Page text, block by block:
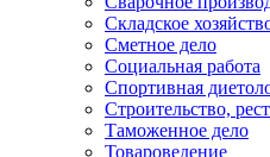
Складское
Сметное дело
Социальная работа
Спортивная
Строительство,
Таможенное дело
Товароведение